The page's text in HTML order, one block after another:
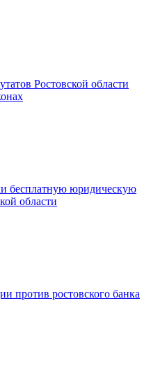
Ростовской области
бесплатную юридическую
области
против ростовского банка